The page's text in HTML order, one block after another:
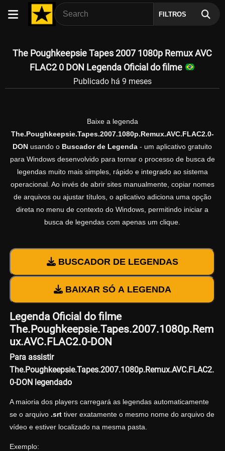
FILTROS
The Poughkeepsie Tapes 2007 1080p Remux AVC
FLAC2 0 DON Legenda Oficial do filme
Publicado há 9 meses
Baixe a legenda
The.Poughkeepsie.Tapes.2007.1080p.Remux.AVC.FLAC2.0-
DON usando o Buscador de Legenda - um aplicativo gratuito
para Windows desenvolvido para tornar o processo de busca de
legendas muito mais simples, rápido e integrado ao sistema
operacional. Ao invés de abrir sites manualmente, copiar nomes
de arquivos ou ajustar títulos, o aplicativo adiciona uma opção
direta no menu de contexto do Windows, permitindo iniciar a
busca de legendas com apenas um clique.
BUSCADOR DE LEGENDAS
BAIXAR SÓ A LEGENDA
Legenda Oficial do filme
The.Poughkeepsie.Tapes.2007.1080p.Rem
ux.AVC.FLAC2.0-DON
Para assistir
The.Poughkeepsie.Tapes.2007.1080p.Remux.AVC.FLAC2.
0-DON legendado
A maioria dos players carregará as legendas automaticamente
se o arquivo .srttiver exatamente o mesmo nome do arquivo de
vídeo e estiver localizado na mesma pasta.
Exemplo: